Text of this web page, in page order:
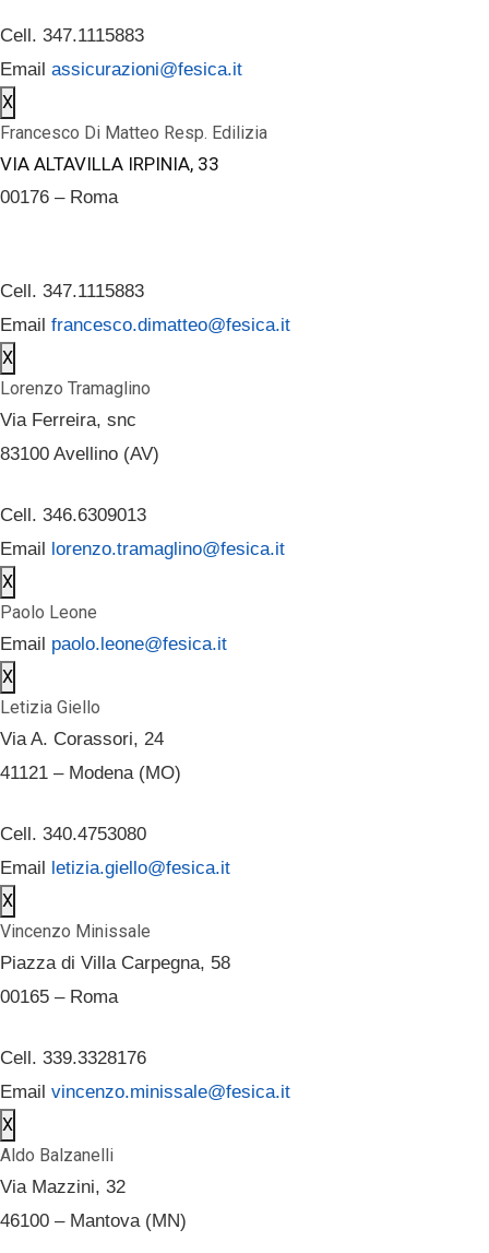
Cell. 347.1115883
Email assicurazioni@fesica.it
X
Francesco Di Matteo Resp. Edilizia
VIA ALTAVILLA IRPINIA, 33
00176 – Roma
Cell. 347.1115883
Email francesco.dimatteo@fesica.it
X
Lorenzo Tramaglino
Via Ferreira, snc
83100 Avellino (AV)
Cell. 346.6309013
Email lorenzo.tramaglino@fesica.it
X
Paolo Leone
Email paolo.leone@fesica.it
X
Letizia Giello
Via A. Corassori, 24
41121 – Modena (MO)
Cell. 340.4753080
Email letizia.giello@fesica.it
X
Vincenzo Minissale
Piazza di Villa Carpegna, 58
00165 – Roma
Cell. 339.3328176
Email vincenzo.minissale@fesica.it
X
Aldo Balzanelli
Via Mazzini, 32
46100 – Mantova (MN)